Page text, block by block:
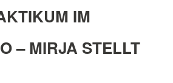
IM
– MIRJA STELLT